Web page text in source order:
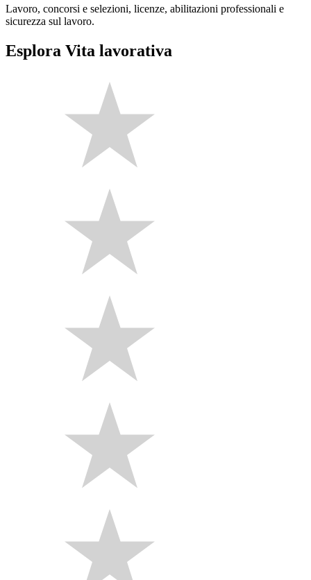
Lavoro, concorsi e selezioni, licenze, abilitazioni professionali e
sicurezza sul lavoro.
Esplora Vita lavorativa